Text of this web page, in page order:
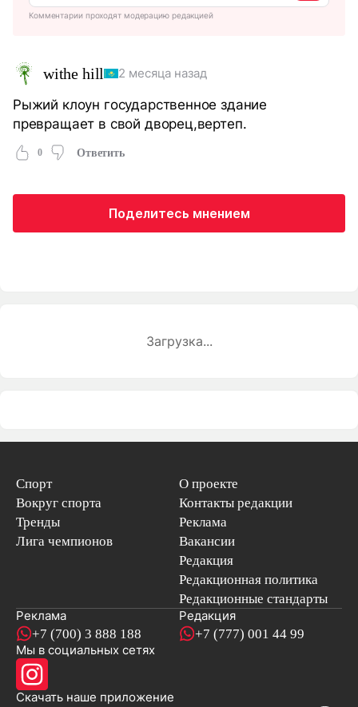
Комментарии проходят модерацию редакцией
withe hill 2 месяца назад
Рыжий клоун государственное здание
превращает в свой дворец,вертеп.
0 Ответить
Поделитесь мнением
Загрузка...
Спорт
Вокруг спорта
Тренды
Лига чемпионов
О проекте
Контакты редакции
Реклама
Вакансии
Редакция
Редакционная политика
Редакционные стандарты
Реклама
+7 (700) 3 888 188
Редакция
+7 (777) 001 44 99
Мы в социальных сетях
Скачать наше приложениеновостей